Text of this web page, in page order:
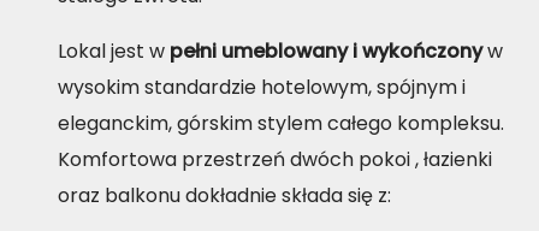
Lokal jest w pełni umeblowany i wykończonyw
wysokim standardzie hotelowym, spójnym i
eleganckim, górskim stylem całego kompleksu.
Komfortowa przestrzeń dwóch pokoi , łazienki
oraz balkonu dokładnie składa się z: